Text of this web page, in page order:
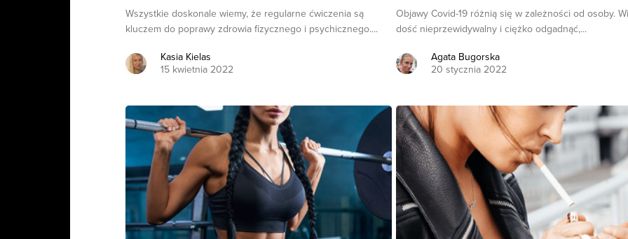
Wszystkie doskonale wiemy, że regularne ćwiczenia są
kluczem do poprawy zdrowia fizycznego i psychicznego....
Kasia Kielas
15 kwietnia 2022
Objawy Covid-19 różnią się w zależności od osoby.
dość nieprzewidywalny i ciężko odgadnąć,...
Agata Bugorska
20 stycznia 2022